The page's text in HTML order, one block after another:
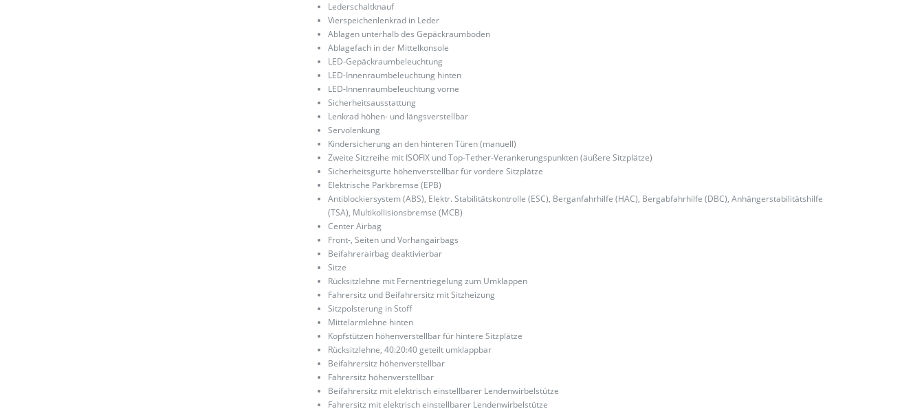
Lederschaltknauf
Vierspeichenlenkrad in Leder
Ablagen unterhalb des Gepäckraumboden
Ablagefach in der Mittelkonsole
LED-Gepäckraumbeleuchtung
LED-Innenraumbeleuchtung hinten
LED-Innenraumbeleuchtung vorne
Sicherheitsausstattung
Lenkrad höhen- und längsverstellbar
Servolenkung
Kindersicherung an den hinteren Türen (manuell)
Zweite Sitzreihe mit ISOFIX und Top-Tether-Verankerungspunkten (äußere Sitzplätze)
Sicherheitsgurte höhenverstellbar für vordere Sitzplätze
Elektrische Parkbremse (EPB)
Antiblockiersystem (ABS), Elektr. Stabilitätskontrolle (ESC), Berganfahrhilfe (HAC), Bergabfahrhilfe (DBC), Anhängerstabilitätshilfe
(TSA), Multikollisionsbremse (MCB)
Center Airbag
Front-, Seiten und Vorhangairbags
Beifahrerairbag deaktivierbar
Sitze
Rücksitzlehne mit Fernentriegelung zum Umklappen
Fahrersitz und Beifahrersitz mit Sitzheizung
Sitzpolsterung in Stoff
Mittelarmlehne hinten
Kopfstützen höhenverstellbar für hintere Sitzplätze
Rücksitzlehne, 40:20:40 geteilt umklappbar
Beifahrersitz höhenverstellbar
Fahrersitz höhenverstellbar
Beifahrersitz mit elektrisch einstellbarer Lendenwirbelstütze
Fahrersitz mit elektrisch einstellbarer Lendenwirbelstütze